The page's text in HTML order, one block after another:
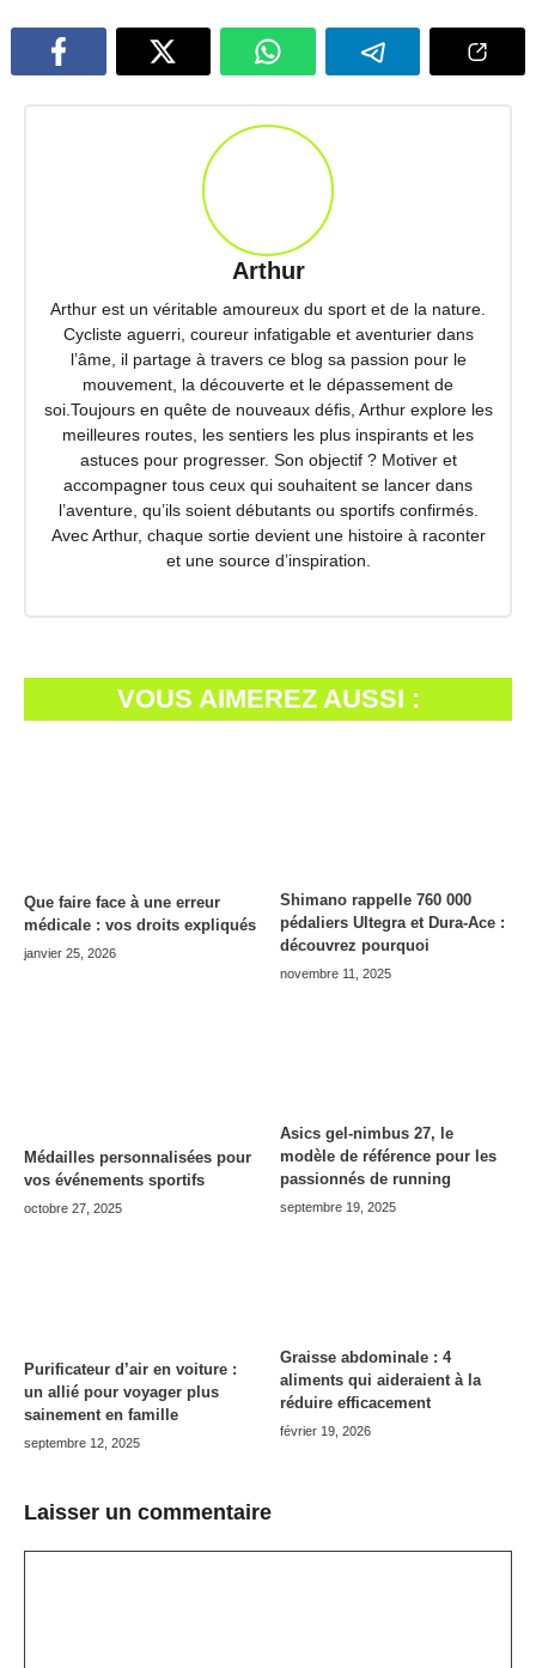
Arthur
Arthur est un véritable amoureux du sport et de la nature.
Cycliste aguerri, coureur infatigable et aventurier dans
l’âme, il partage à travers ce blog sa passion pour le
mouvement, la découverte et le dépassement de
soi.Toujours en quête de nouveaux défis, Arthur explore les
meilleures routes, les sentiers les plus inspirants et les
astuces pour progresser. Son objectif ? Motiver et
accompagner tous ceux qui souhaitent se lancer dans
l’aventure, qu’ils soient débutants ou sportifs confirmés.
Avec Arthur, chaque sortie devient une histoire à raconter
et une source d’inspiration.
VOUS AIMEREZ AUSSI :
Que faire face à une erreur
médicale : vos droits expliqués
janvier 25, 2026
Shimano rappelle 760 000
pédaliers Ultegra et Dura-Ace :
découvrez pourquoi
novembre 11, 2025
Médailles personnalisées pour
vos événements sportifs
octobre 27, 2025
Asics gel-nimbus 27, le
modèle de référence pour les
passionnés de running
septembre 19, 2025
Purificateur d’air en voiture :
un allié pour voyager plus
sainement en famille
septembre 12, 2025
Graisse abdominale : 4
aliments qui aideraient à la
réduire efficacement
février 19, 2026
Laisser un commentaire